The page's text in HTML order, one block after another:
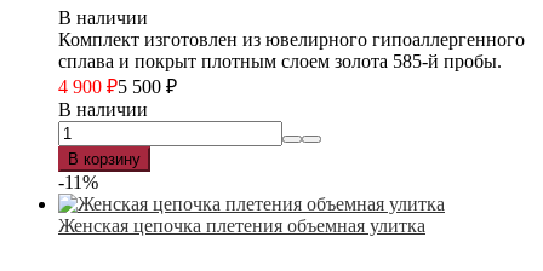
В наличии
Комплект изготовлен из ювелирного гипоаллергенного
сплава и покрыт плотным слоем золота 585-й пробы.
4 900 ₽5 500 ₽
В наличии
В корзину
-11%
Женская цепочка плетения объемная улитка